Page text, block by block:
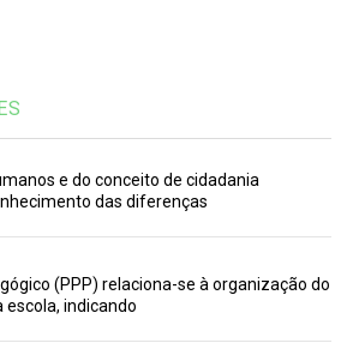
e do conceito de cidadania
das diferenças
(PPP) relaciona-se à organização do
indicando